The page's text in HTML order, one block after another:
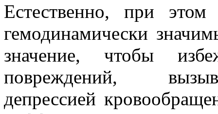
Естественно, при этом
гемодинамически
значение, чтобы
повреждений,
депрессией